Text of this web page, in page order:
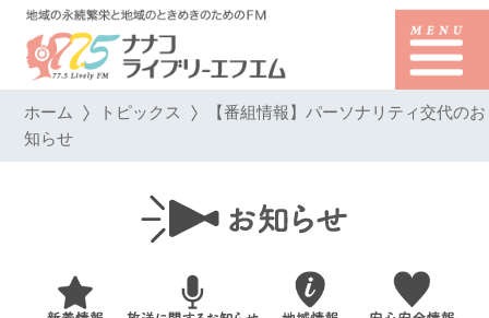
ホーム トピックス 【番組情報】パーソナリティ交代のお
知らせ